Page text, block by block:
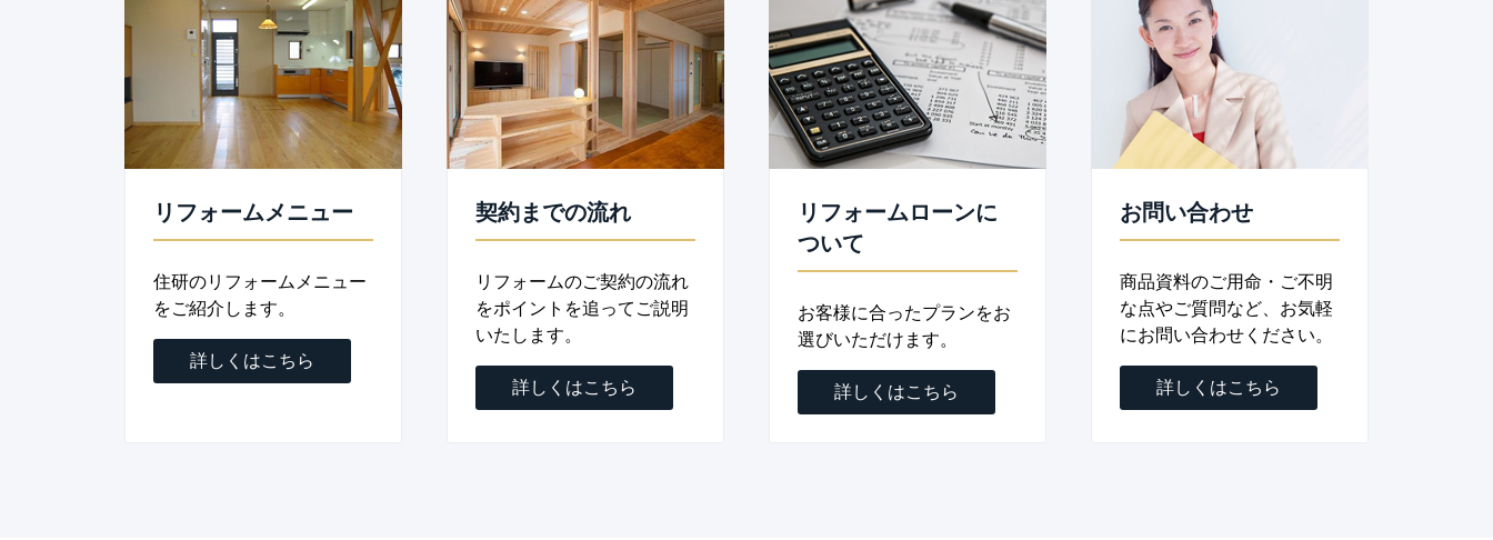
リフォームメニュー
住研のリフォームメニュー
をご紹介します。
詳しくはこちら
契約までの流れ
リフォームのご契約の流れ
をポイントを追ってご説明
いたします。
詳しくはこちら
リフォームローンに
ついて
お客様に合ったプランをお
選びいただけます。
詳しくはこちら
お問い合わせ
商品資料のご用命・ご不明
な点やご質問など、お気軽
にお問い合わせください。
詳しくはこちら